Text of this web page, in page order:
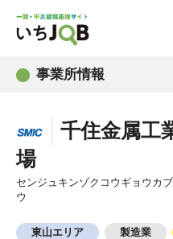
事業所情報
千住金属工
場
センジュキンゾクコウギョウカ
ウ
東山エリア 製造業